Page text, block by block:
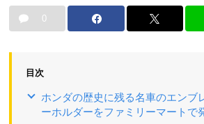
0
目次
ホンダの歴史に残る名車のエンブ
ーホルダーをファミリーマートで